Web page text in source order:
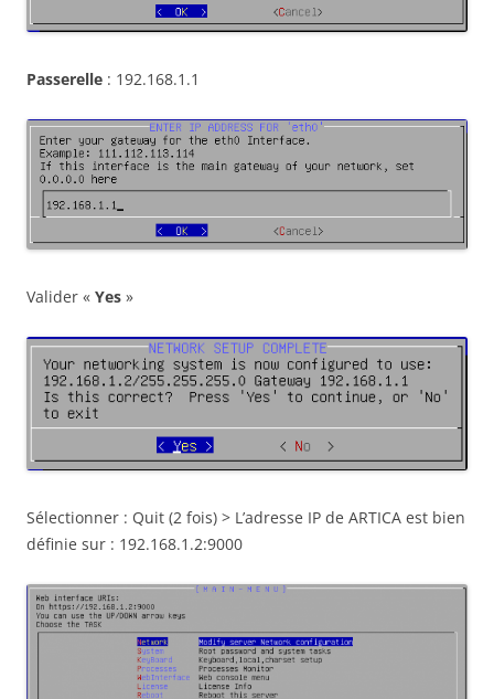
Passerelle : 192.168.1.1
Valider « Yes »
Sélectionner : Quit (2 fois) > L’adresse IP de ARTICA est bien
définie sur : 192.168.1.2:9000